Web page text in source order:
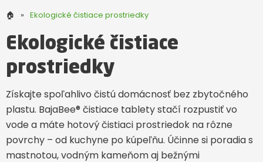
🏠 » Ekologické čistiace prostriedky
Ekologické čistiace
prostriedky
Získajte spoľahlivo čistú domácnosť bez zbytočného
plastu. BajaBee® čistiace tablety stačí rozpustiť vo
vode a máte hotový čistiaci prostriedok na rôzne
povrchy – od kuchyne po kúpeľňu. Účinne si poradia s
mastnotou, vodným kameňom aj bežnými